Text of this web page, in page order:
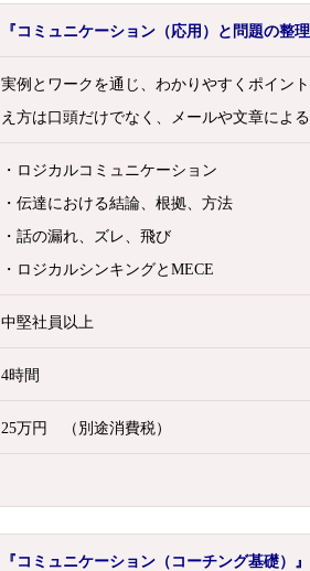
『コミュニケーション（応用）と問題の整理
実例とワークを通じ、わかりやすくポイン
え方は口頭だけでなく、メールや文章によ
・ロジカルコミュニケーション
・伝達における結論、根拠、方法
・話の漏れ、ズレ、飛び
・ロジカルシンキングとMECE
中堅社員以上
4時間
25万円 （別途消費税）
『コミュニケーション（コーチング基礎）』